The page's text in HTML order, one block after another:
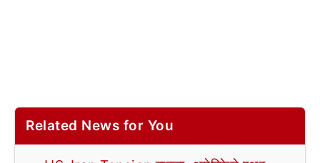
Related News for You